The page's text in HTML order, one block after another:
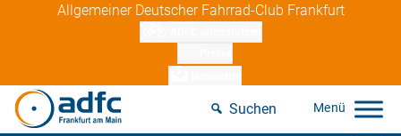
Allgemeiner Deutscher Fahrrad-Club Frankfurt
Suchen